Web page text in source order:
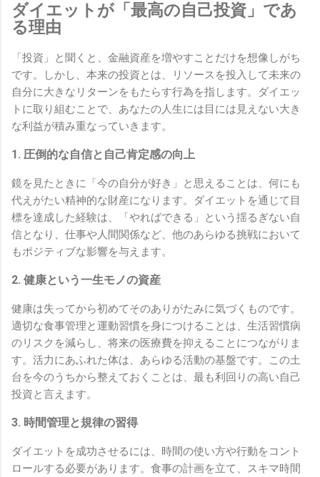
ダイエットが「最高の自己投資」であ
る理由
「投資」と聞くと、金融資産を増やすことだけを想像しがち
です。しかし、本来の投資とは、リソースを投入して未来の
自分に大きなリターンをもたらす行為を指します。ダイエッ
トに取り組むことで、あなたの人生には目には見えない大き
な利益が積み重なっていきます。
1. 圧倒的な自信と自己肯定感の向上
鏡を見たときに「今の自分が好き」と思えることは、何にも
代えがたい精神的な財産になります。ダイエットを通じて目
標を達成した経験は、「やればできる」という揺るぎない自
信となり、仕事や人間関係など、他のあらゆる挑戦において
もポジティブな影響を与えます。
2. 健康という一生モノの資産
健康は失ってから初めてそのありがたみに気づくものです。
適切な食事管理と運動習慣を身につけることは、生活習慣病
のリスクを減らし、将来の医療費を抑えることにつながりま
す。活力にあふれた体は、あらゆる活動の基盤です。この土
台を今のうちから整えておくことは、最も利回りの高い自己
投資と言えます。
3. 時間管理と規律の習得
ダイエットを成功させるには、時間の使い方や行動をコント
ロールする必要があります。食事の計画を立て、スキマ時間